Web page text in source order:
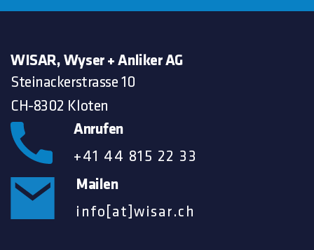
WISAR, Wyser + Anliker AG
Steinackerstrasse 10
CH-8302 Kloten
Anrufen
+41 44 815 22 33
Mailen
info[at]wisar.ch